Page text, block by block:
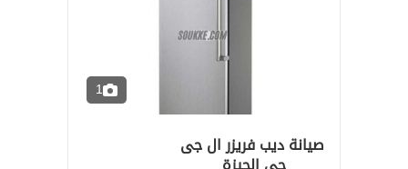
1
صيانة ديب فريزر ال جى